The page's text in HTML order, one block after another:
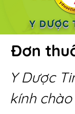
Y DƯỢC
Đơn
Y Dược
kính